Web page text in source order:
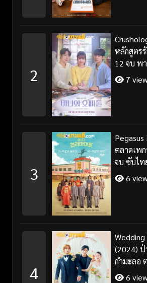
2
หลักสูตร
12 จบ
7
3
ตลาดเพ
จบ ซับไท
6
4
(2024)
กำมะลอ
พากย์ไท
6